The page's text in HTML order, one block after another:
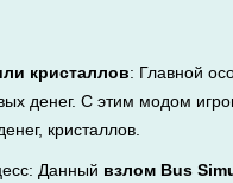
кристаллов: Главной
денег. С этим модом
кристаллов.
Данный взлом Bus